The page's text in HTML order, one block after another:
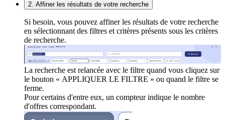
2. Affiner les résultats de votre recherche
Si besoin, vous pouvez affiner les résultats de votre recherche
en sélectionnant des filtres et critères présents sous les critères
de recherche.
La recherche est relancée avec le filtre quand vous cliquez sur
le bouton « APPLIQUER LE FILTRE » ou quand le filtre se
ferme.
Pour certains d'entre eux, un compteur indique le nombre
d'offres correspondant.